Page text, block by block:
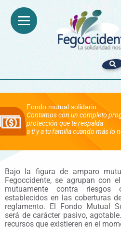
contenido
Fondo mutual solidario
Contamos con un completo
protección que te respalda
a ti y a tu familia cuando más lo
Bajo la figura de amparo
Fegoccidente, se agrupan con
mutuamente contra riesgos
establecidos en las coberturas
reglamento. El Fondo Mutual
será de carácter pasivo,
recursos que existieren en el